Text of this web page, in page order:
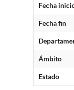
Fecha
Fecha fin
Ámbito
Estado